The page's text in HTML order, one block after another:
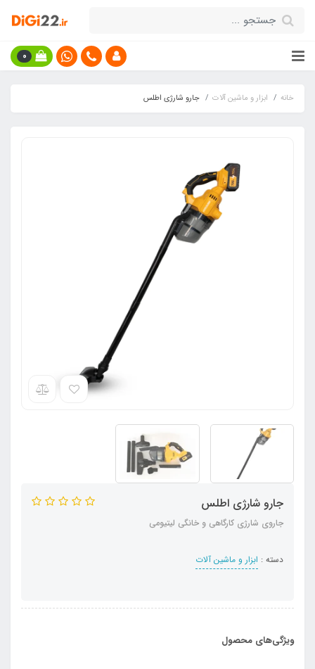
0
خانه ابزار و ماشین آلات جارو شارژی اطلس
جارو شارژی اطلس
جاروی شارژی کارگاهی و خانگی لیتیومی
دسته : ابزار و ماشین آلات
ویژگی‌های محصول